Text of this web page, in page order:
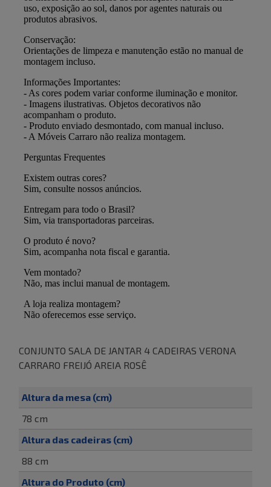
CONJUNTO SALA DE JANTAR 4 CADEIRAS VERONA
CARRARO FREIJÓ AREIA ROSÊ
Altura da mesa (cm)
78 cm
Altura das cadeiras (cm)
88 cm
Altura do Produto (cm)